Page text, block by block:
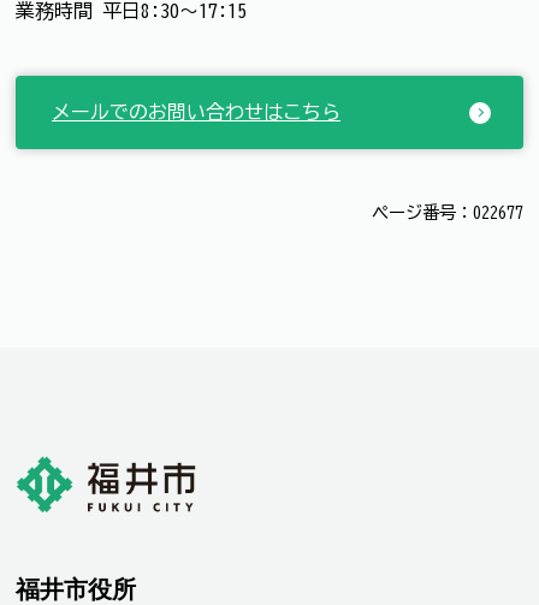
業務時間 平日8:30～17:15
メールでのお問い合わせはこちら
ページ番号：022677
福井市役所